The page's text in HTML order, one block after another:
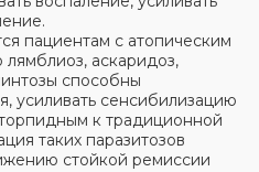
пациентам с атопическим
аскаридоз,
способны
усиливать сенсибилизацию
к традиционной
таких паразитозов
стойкой ремиссии